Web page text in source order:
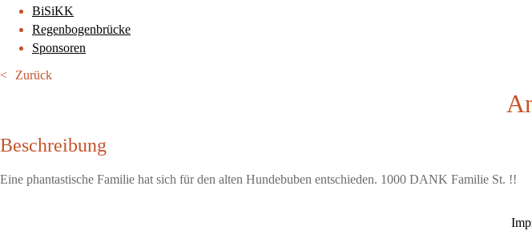
BiSiKK
Regenbogenbrücke
Sponsoren
Zurück
Beschreibung
Eine phantastische Familie hat sich für den alten Hundebuben entschieden. 1000 DANK Familie St. !!